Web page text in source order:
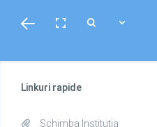
Toggle
Toggle
Toggle
Linkuri rapide
Schimba Institutia